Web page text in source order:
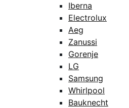
Iberna
Electrolux
Aeg
Zanussi
Gorenje
LG
Samsung
Whirlpool
Bauknecht